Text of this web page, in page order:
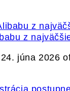
z
júna 2026